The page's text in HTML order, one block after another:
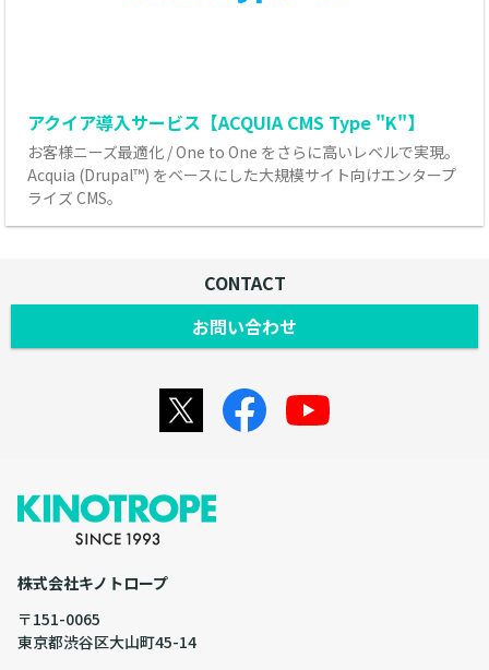
アクイア導入サービス【ACQUIA CMS Type "K"】
お客様ニーズ最適化 / One to One をさらに高いレベルで実現。
Acquia (Drupal™) をベースにした大規模サイト向けエンタープ
ライズ CMS。
CONTACT
お問い合わせ
株式会社キノトロープ
〒151-0065
東京都渋谷区大山町45-14